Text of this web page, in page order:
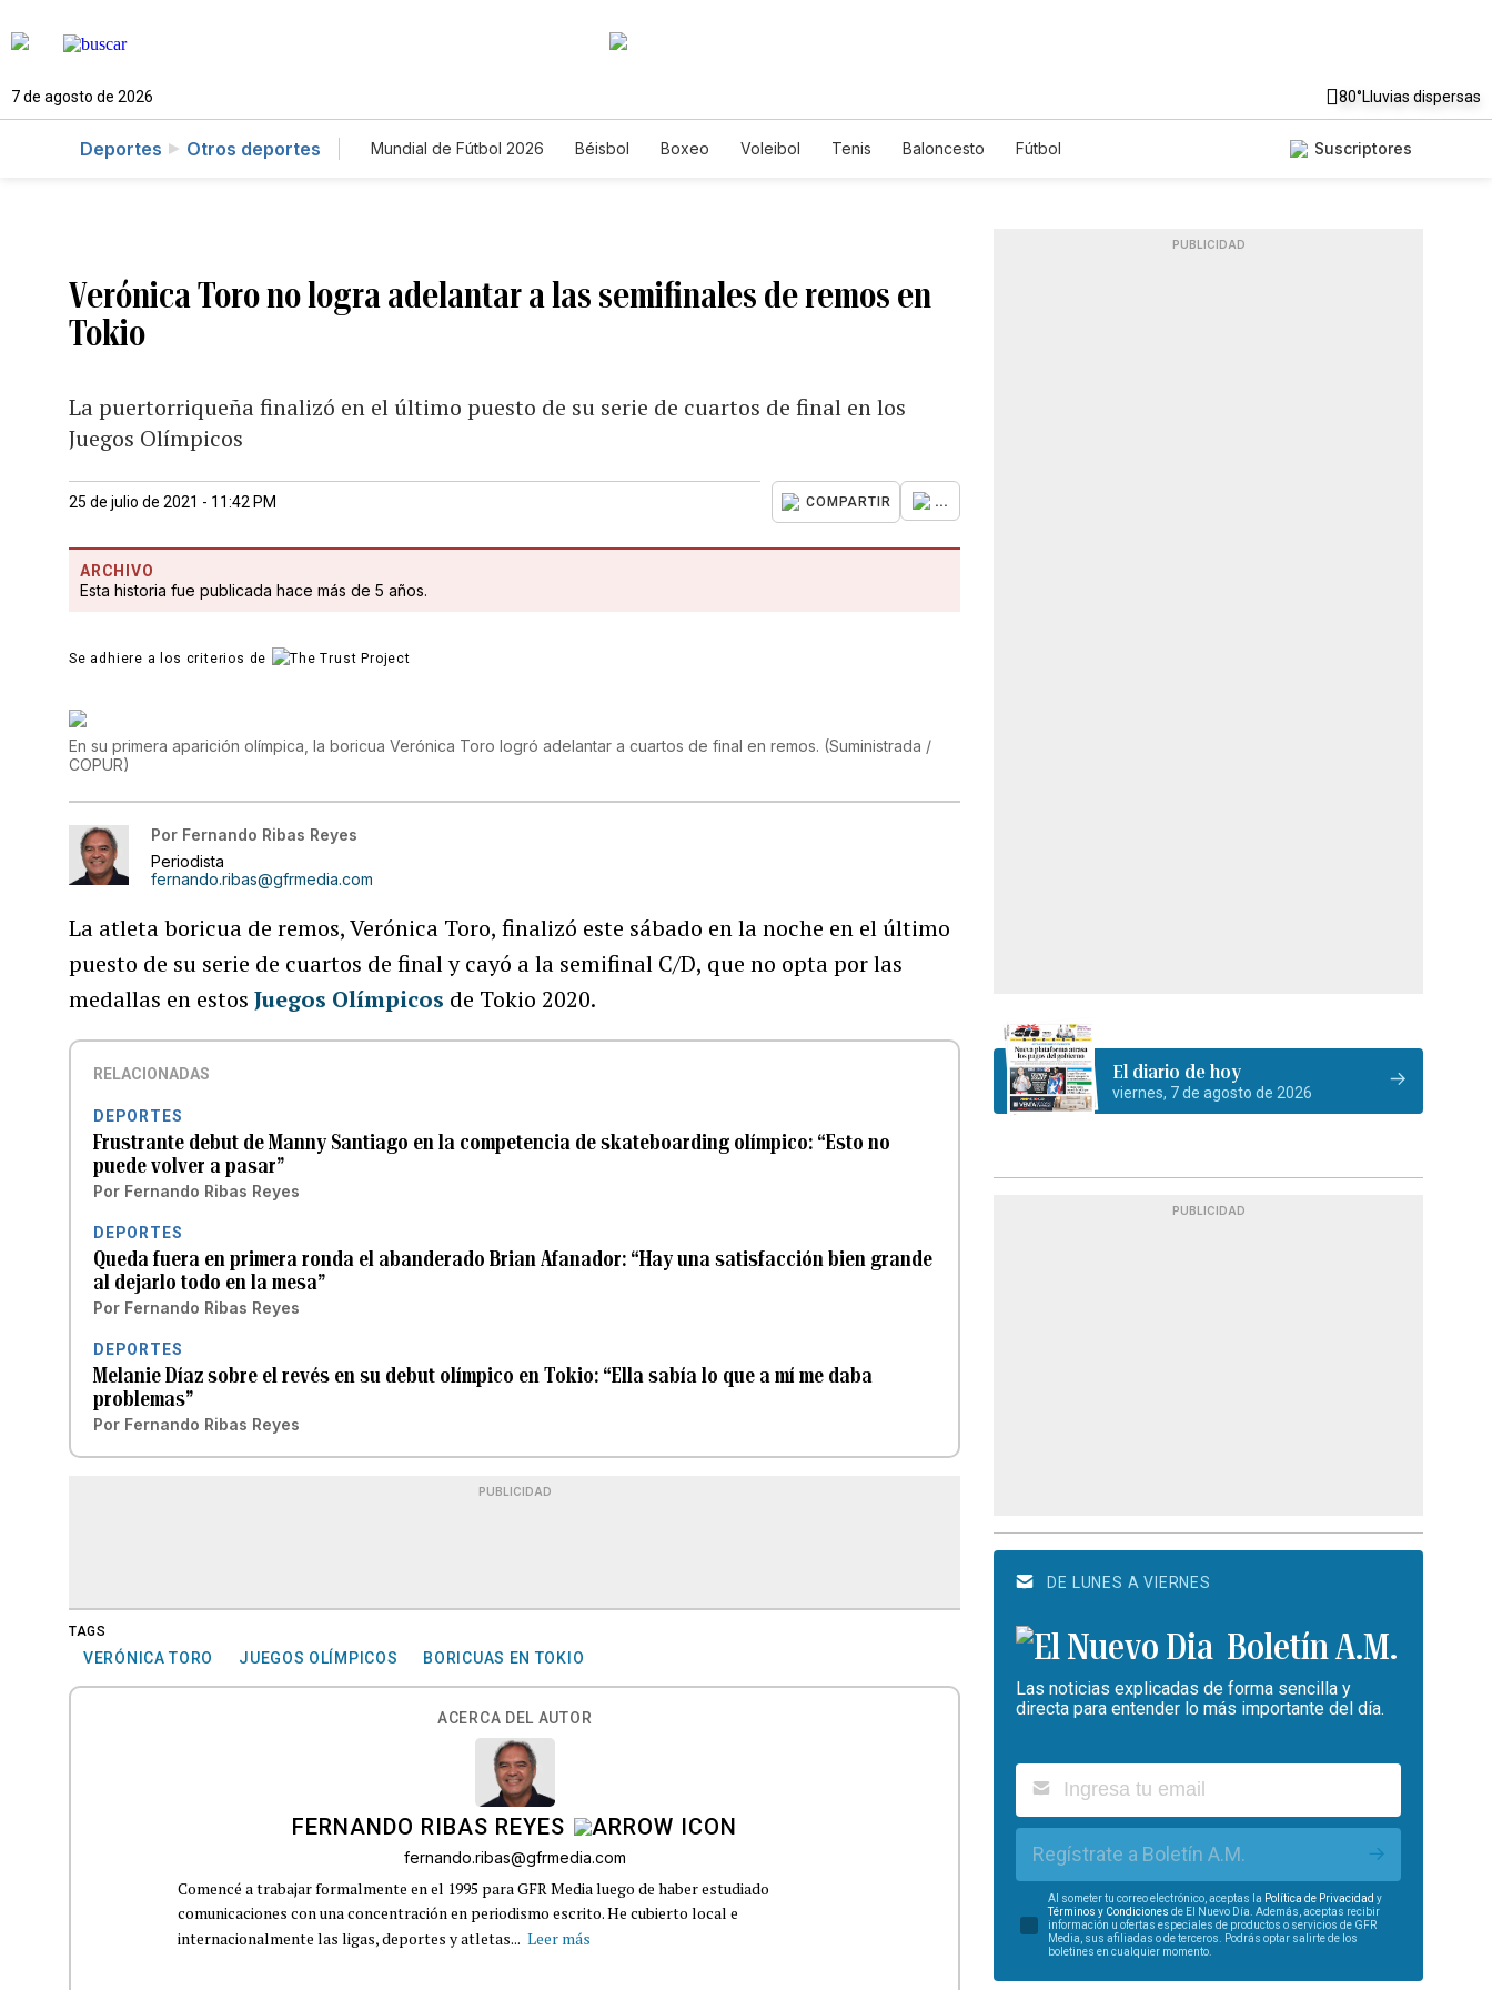
7 de agosto de 2026 80°Lluvias dispersas
Deportes Otros deportes Mundial de Fútbol 2026 Béisbol Boxeo Voleibol Tenis Baloncesto Fútbol Suscriptores
Verónica Toro no logra adelantar a las semifinales de remos en
Tokio
La puertorriqueña finalizó en el último puesto de su serie de cuartos de final en los
Juegos Olímpicos
25 de julio de 2021 - 11:42 PM COMPARTIR ...
ARCHIVO
Esta historia fue publicada hace más de 5 años.
Se adhiere a los criterios de
En su primera aparición olímpica, la boricua Verónica Toro logró adelantar a cuartos de final en remos. (Suministrada /
COPUR)
Por Fernando Ribas Reyes
Periodista
fernando.ribas@gfrmedia.com
La atleta boricua de remos, Verónica Toro, finalizó este sábado en la noche en el último
puesto de su serie de cuartos de final y cayó a la semifinal C/D, que no opta por las
medallas en estosJuegos Olímpicos de Tokio 2020.
RELACIONADAS
DEPORTES
Frustrante debut de Manny Santiago en la competencia de skateboarding olímpico: “Esto no
puede volver a pasar”
Por Fernando Ribas Reyes
DEPORTES
Queda fuera en primera ronda el abanderado Brian Afanador: “Hay una satisfacción bien grande
al dejarlo todo en la mesa”
Por Fernando Ribas Reyes
DEPORTES
Melanie Díaz sobre el revés en su debut olímpico en Tokio: “Ella sabía lo que a mí me daba
problemas”
Por Fernando Ribas Reyes
PUBLICIDAD
TAGS
VERÓNICA TORO JUEGOS OLÍMPICOS BORICUAS EN TOKIO
ACERCA DEL AUTOR
FERNANDO RIBAS REYES
fernando.ribas@gfrmedia.com
Comencé a trabajar formalmente en el 1995 para GFR Media luego de haber estudiado
comunicaciones con una concentración en periodismo escrito. He cubierto local e
internacionalmente las ligas, deportes y atletas... Leer más
PUBLICIDAD
El diario de hoy
viernes, 7 de agosto de 2026
PUBLICIDAD
DE LUNES A VIERNES
Boletín A.M.
Las noticias explicadas de forma sencilla y
directa para entender lo más importante del día.
Regístrate a Boletín A.M.
Al someter tu correo electrónico, aceptas la Política de Privacidad y
Términos y Condiciones de El Nuevo Día. Además, aceptas recibir
información u ofertas especiales de productos o servicios de GFR
Media, sus afiliadas o de terceros. Podrás optar salirte de los
boletines en cualquier momento.